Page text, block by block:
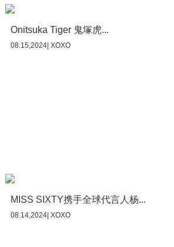
Onitsuka Tiger 鬼塚虎...
08.15,2024| XOXO
MISS SIXTY携手全球代言人杨...
08.14,2024| XOXO